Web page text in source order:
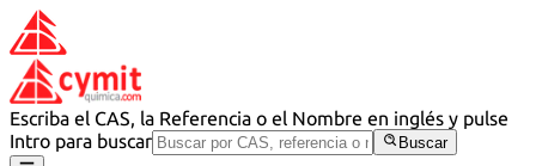
Escriba el CAS, la Referencia o el Nombre en inglés y pulse
Intro para buscar
Buscar